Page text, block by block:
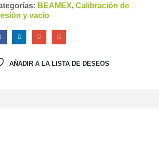
BEAMEX, Calibración de
y vacio
AÑADIR A LA LISTA DE DESEOS